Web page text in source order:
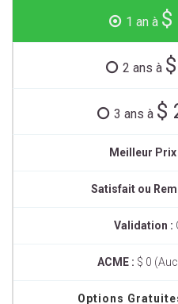
1 an à
2 ans à
3 ans à $
Meilleur Prix
Satisfait ou
Validation :
ACME : $ 0
Options